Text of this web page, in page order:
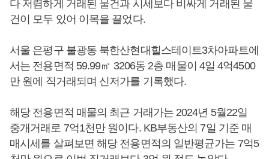
다 저렴하게 거래된 물건과 시세보다 비싸게 거래된 물
건이 모두 있어 이목을 끌었다.
서울 은평구 불광동 북한산현대힐스테이트3차아파트에
서는 전용면적 59.99㎡ 3206동 2층 매물이 4일 4억4500
만 원에 직거래되며 신저가를 기록했다.
해당 전용면적 매물의 최근 거래가는 2024년 5월22일
중개거래로 7억1천만 원이다. KB부동산의 7일 기준 매
매시세를 살펴보면 해당 전용면적의 일반평균가는 7억5